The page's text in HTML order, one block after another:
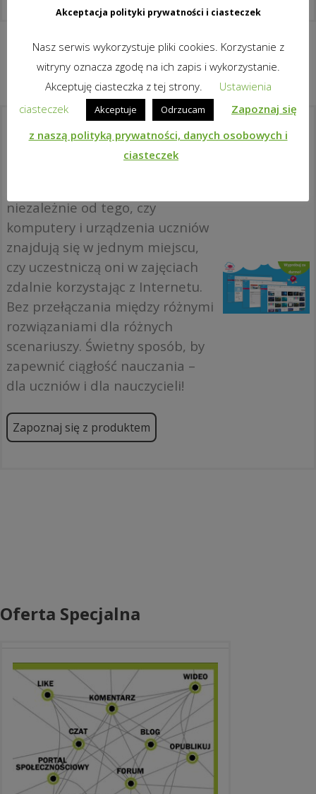
Co to jest classroom.cloud?
niezależnie od tego, czy
komputery i urządzenia uczniów
znajdują się w jednym miejscu,
czy uczestniczą oni w zajęciach
zdalnie korzystając z Internetu.
Bez przełączania między różnymi
rozwiązaniami dla różnych
scenariuszy. Świetny sposób, by
zapewnić ciągłość nauczania –
dla uczniów i dla nauczycieli!
Zapoznaj się z produktem
Oferta Specjalna
Akceptacja polityki prywatności i ciasteczek
Nasz serwis wykorzystuje pliki cookies. Korzystanie z
witryny oznacza zgodę na ich zapis i wykorzystanie.
Akceptuję ciasteczka z tej strony.
Ustawienia
ciasteczek
Akceptuje Odrzucam
Zapoznaj się
z naszą polityką prywatności, danych osobowych i
ciasteczek